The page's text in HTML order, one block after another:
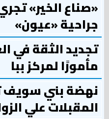
جراحية «عيون»
تجديد الثقة في
مأمورًا لمركز ببا
نهضة بني سويف
المقبلات علي